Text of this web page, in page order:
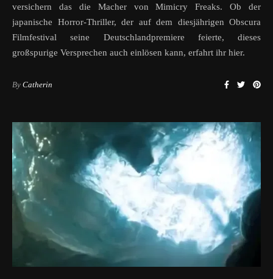
versichern das die Macher von Mimicry Freaks. Ob der
japanische Horror-Thriller, der auf dem diesjährigen Obscura
Filmfestival seine Deutschlandpremiere feierte, dieses
großspurige Versprechen auch einlösen kann, erfahrt ihr hier.
By Catherin